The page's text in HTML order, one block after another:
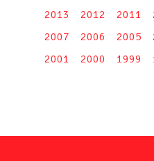
2013
2012 2011
2007
2006 2005
2001
2000 1999